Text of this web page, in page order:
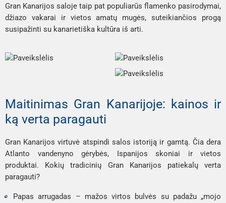
Gran Kanarijos saloje taip pat populiarūs flamenko pasirodymai,
džiazo vakarai ir vietos amatų mugės, suteikiančios progą
susipažinti su kanarietiška kultūra iš arti.
Maitinimas Gran Kanarijoje: kainos ir
ką verta paragauti
Gran Kanarijos virtuvė atspindi salos istoriją ir gamtą. Čia dera
Atlanto vandenyno gėrybės, Ispanijos skoniai ir vietos
produktai. Kokių tradicinių Gran Kanarijos patiekalų verta
paragauti?
Papas arrugadas – mažos virtos bulvės su padažu „mojo